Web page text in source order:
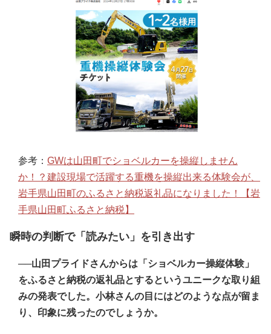
参考： GWは山田町でショベルカーを操縦しません
か！？建設現場で活躍する重機を操縦出来る体験会が、
岩手県山田町のふるさと納税返礼品になりました！【岩
手県山田町ふるさと納税】
瞬時の判断で「読みたい」を引き出す
──山田プライドさんからは「ショベルカー操縦体験」
をふるさと納税の返礼品とするというユニークな取り組
みの発表でした。小林さんの目にはどのような点が留ま
り、印象に残ったのでしょうか。